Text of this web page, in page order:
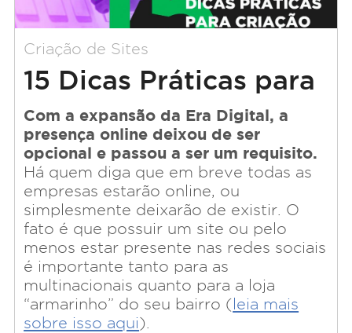
Criação de Sites
15 Dicas Práticas para
a Criação de Sites
Com a expansão da Era Digital, a
presença online deixou de ser
opcional e passou a ser um requisito.
Há quem diga que em breve todas as
empresas estarão online, ou
simplesmente deixarão de existir. O
fato é que possuir um site ou pelo
menos estar presente nas redes sociais
é importante tanto para as
multinacionais quanto para a loja
“armarinho” do seu bairro ( leia mais
sobre isso aqui).